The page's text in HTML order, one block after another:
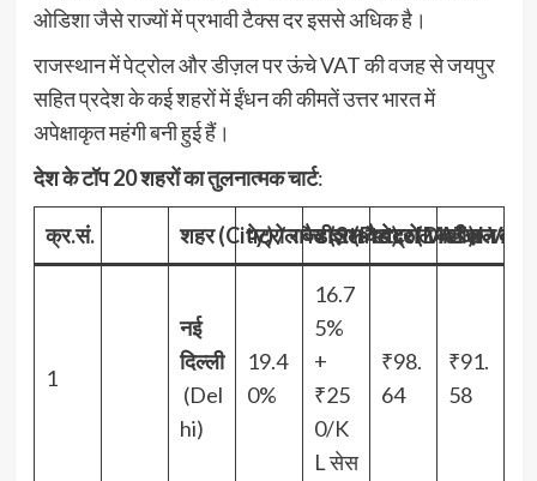
ओडिशा जैसे राज्यों में प्रभावी टैक्स दर इससे अधिक है।
राजस्थान में पेट्रोल और डीज़ल पर ऊंचे VAT की वजह से जयपुर
सहित प्रदेश के कई शहरों में ईंधन की कीमतें उत्तर भारत में
अपेक्षाकृत महंगी बनी हुई हैं।
देश के टॉप 20 शहरों का तुलनात्मक चार्ट:
क्र.सं. शहर (City) /राज्य (State)
पेट्रोल वैट दर (Petrol VAT)
डीज़ल वैट दर (Diesel VAT)
पेट्रोल का आज का
डीज़ल का
1
नई
दिल्ली
(Del
hi)
19.4
0%
16.7
5%
+
₹25
0/K
L सेस
₹98.
64
₹91.
58